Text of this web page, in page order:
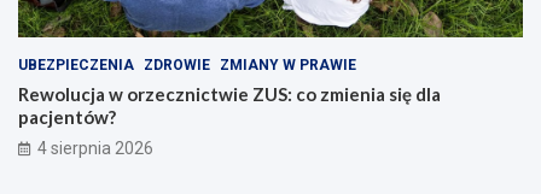
UBEZPIECZENIA ZDROWIE ZMIANY W PRAWIE
Rewolucja w orzecznictwie ZUS: co zmienia się dla
pacjentów?
4 sierpnia 2026